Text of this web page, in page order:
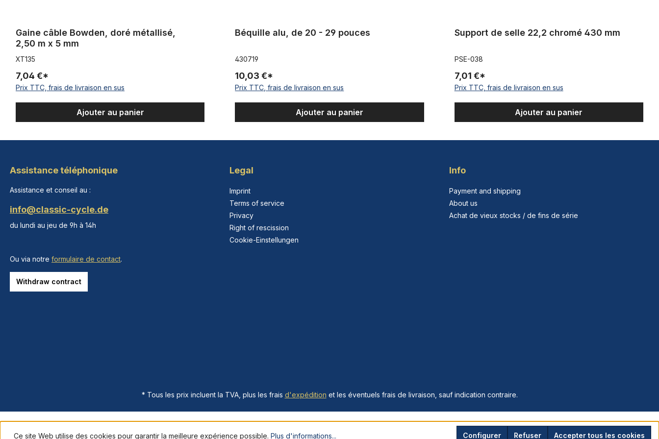
Gaine câble Bowden, doré métallisé,
2,50 m x 5 mm
XT135
7,04 €*
Prix TTC, frais de livraison en sus
Ajouter au panier
Béquille alu, de 20 - 29 pouces
430719
10,03 €*
Prix TTC, frais de livraison en sus
Ajouter au panier
Support de selle 22,2 chromé 430 mm
PSE-038
7,01 €*
Prix TTC, frais de livraison en sus
Ajouter au panier
Assistance téléphonique
Assistance et conseil au :
info@classic-cycle.de
du lundi au jeu de 9h à 14h
Ou via notre formulaire de contact.
Withdraw contract
Legal
Imprint
Terms of service
Privacy
Right of rescission
Cookie-Einstellungen
Info
Payment and shipping
About us
Achat de vieux stocks / de fins de série
* Tous les prix incluent la TVA, plus les frais d'expédition et les éventuels frais de livraison, sauf indication contraire.
Ce site Web utilise des cookies pour garantir la meilleure expérience possible. Plus d'informations... Refuser
Configurer Accepter tous les cookies